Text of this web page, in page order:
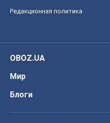
Редакционная политика
OBOZ.UA
Мир
Блоги